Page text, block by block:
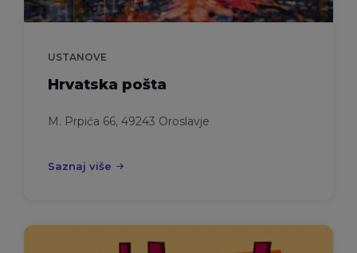
USTANOVE
Hrvatska pošta
M. Prpića 66, 49243 Oroslavje
Saznaj više